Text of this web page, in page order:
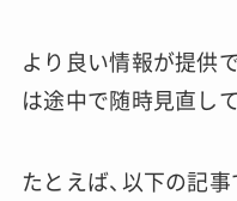
より良い情報が提供
は途中で随時見直し
たとえば、以下の記